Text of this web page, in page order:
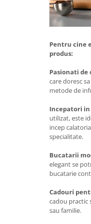
Pentru cine
produs:
Pasionati de
care doresc
metode de
Incepatori
utilizat, este
incep
specialitate.
Bucatarii
elegant se
bucatarie
Cadouri
cadou practic
sau familie.